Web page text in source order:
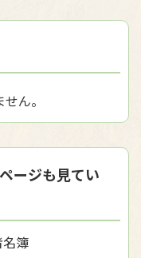
ん。
ージも見てい
簿